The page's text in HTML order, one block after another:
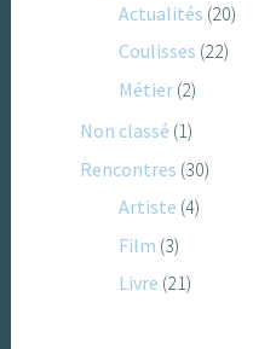
Actualités (20)
Coulisses (22)
Métier (2)
Non classé (1)
Rencontres (30)
Artiste (4)
Film (3)
Livre (21)